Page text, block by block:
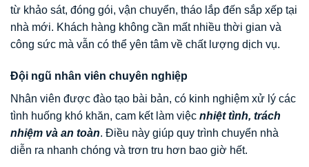
từ khảo sát, đóng gói, vận chuyển, tháo lắp đến sắp xếp tại
nhà mới. Khách hàng không cần mất nhiều thời gian và
công sức mà vẫn có thể yên tâm về chất lượng dịch vụ.
Đội ngũ nhân viên chuyên nghiệp
Nhân viên được đào tạo bài bản, có kinh nghiệm xử lý các
tình huống khó khăn, cam kết làm việc nhiệt tình, trách
nhiệm và an toàn. Điều này giúp quy trình chuyển nhà
diễn ra nhanh chóng và trơn tru hơn bao giờ hết.